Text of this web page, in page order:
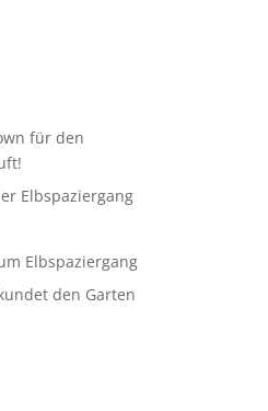
für den
Elbspaziergang
Elbspaziergang
den Garten